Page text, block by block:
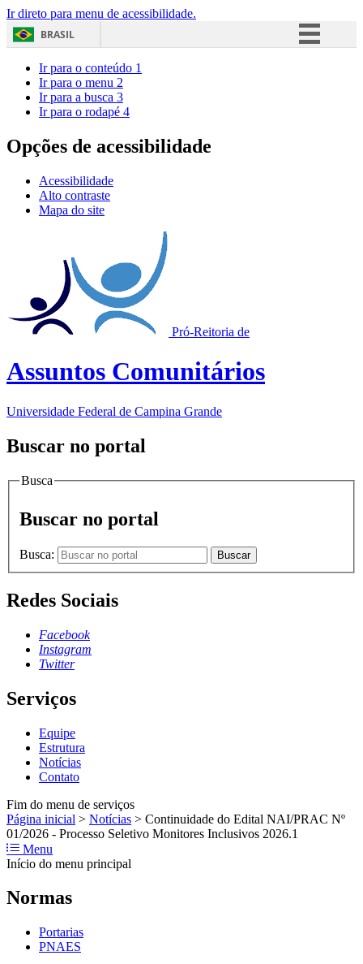
Ir direto para menu de acessibilidade.
BRASIL
Acesso à informação
Ir para o conteúdo 1
Ir para o menu 2
Ir para a busca 3
Ir para o rodapé 4
Opções de acessibilidade
Acessibilidade
Alto contraste
Mapa do site
Pró-Reitoria de
Assuntos Comunitários
Universidade Federal de Campina Grande
Buscar no portal
Busca
Buscar no portal
Busca: Buscar
Redes Sociais
Facebook
Instagram
Twitter
Serviços
Equipe
Estrutura
Notícias
Contato
Fim do menu de serviços
Página inicial > Notícias > Continuidade do Edital NAI/PRAC Nº
01/2026 - Processo Seletivo Monitores Inclusivos 2026.1
Menu
Início do menu principal
Normas
Portarias
PNAES